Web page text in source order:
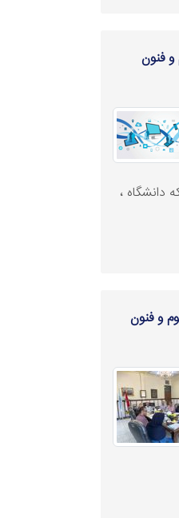
و فنون
دانشگاه ،
و فنون